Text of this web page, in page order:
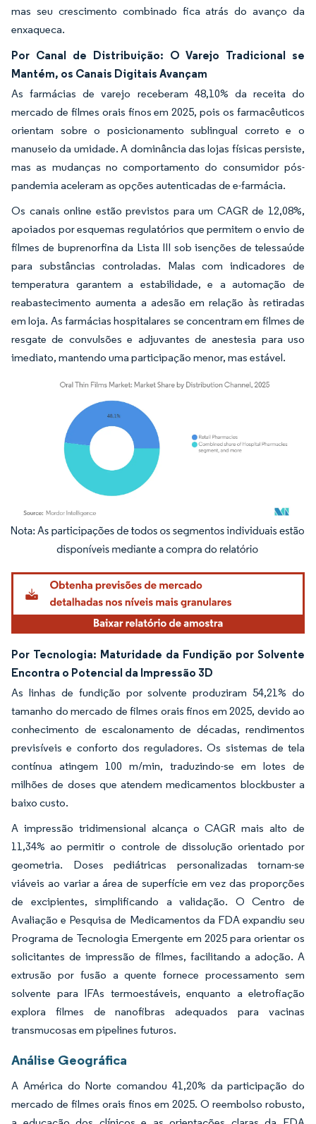
mas seu crescimento combinado fica atrás do avanço da
enxaqueca.
Por Canal de Distribuição: O Varejo Tradicional se
Mantém, os Canais Digitais Avançam
As farmácias de varejo receberam 48,10% da receita do
mercado de filmes orais finos em 2025, pois os farmacêuticos
orientam sobre o posicionamento sublingual correto e o
manuseio da umidade. A dominância das lojas físicas persiste,
mas as mudanças no comportamento do consumidor pós-
pandemia aceleram as opções autenticadas de e-farmácia.
Os canais online estão previstos para um CAGR de 12,08%,
apoiados por esquemas regulatórios que permitem o envio de
filmes de buprenorfina da Lista III sob isenções de telessaúde
para substâncias controladas. Malas com indicadores de
temperatura garantem a estabilidade, e a automação de
reabastecimento aumenta a adesão em relação às retiradas
em loja. As farmácias hospitalares se concentram em filmes de
resgate de convulsões e adjuvantes de anestesia para uso
imediato, mantendo uma participação menor, mas estável.
Imagem © Mordor Intelligence. O reuso requer atribuição conforme CC BY 4.0.
Por Tecnologia: Maturidade da Fundição por Solvente
Encontra o Potencial da Impressão 3D
As linhas de fundição por solvente produziram 54,21% do
tamanho do mercado de filmes orais finos em 2025, devido ao
conhecimento de escalonamento de décadas, rendimentos
previsíveis e conforto dos reguladores. Os sistemas de tela
contínua atingem 100 m/min, traduzindo-se em lotes de
milhões de doses que atendem medicamentos blockbuster a
baixo custo.
A impressão tridimensional alcança o CAGR mais alto de
11,34% ao permitir o controle de dissolução orientado por
geometria. Doses pediátricas personalizadas tornam-se
viáveis ao variar a área de superfície em vez das proporções
de excipientes, simplificando a validação. O Centro de
Avaliação e Pesquisa de Medicamentos da FDA expandiu seu
Programa de Tecnologia Emergente em 2025 para orientar os
solicitantes de impressão de filmes, facilitando a adoção. A
extrusão por fusão a quente fornece processamento sem
solvente para IFAs termoestáveis, enquanto a eletrofiação
explora filmes de nanofibras adequados para vacinas
transmucosas em pipelines futuros.
Análise Geográfica
A América do Norte comandou 41,20% da participação do
mercado de filmes orais finos em 2025. O reembolso robusto,